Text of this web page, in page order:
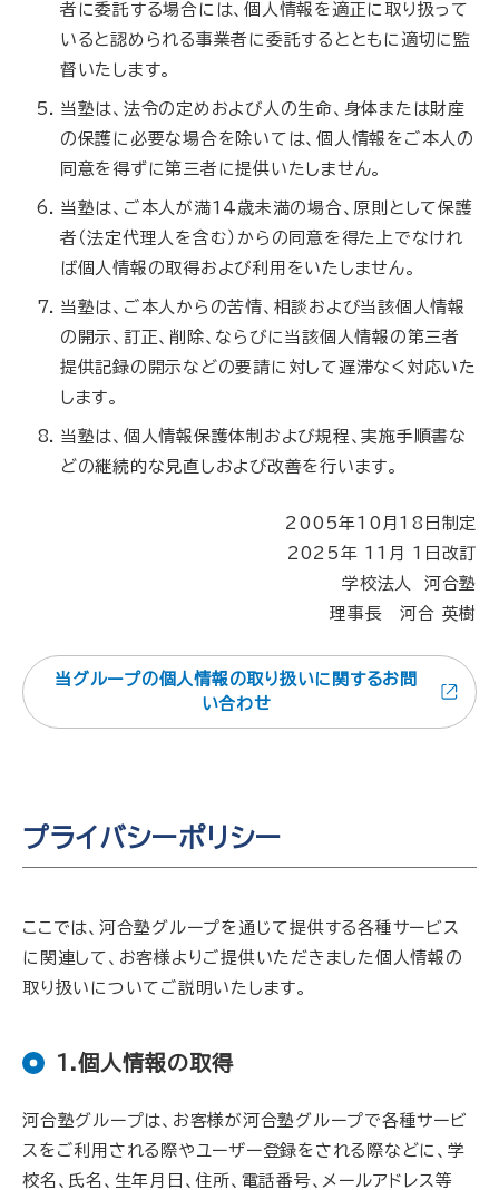
者に委託する場合には、個人情報を適正に取り扱って
いると認められる事業者に委託するとともに適切に監
督いたします。
当塾は、法令の定めおよび人の生命、身体または財産
の保護に必要な場合を除いては、個人情報をご本人の
同意を得ずに第三者に提供いたしません。
当塾は、ご本人が満14歳未満の場合、原則として保護
者（法定代理人を含む）からの同意を得た上でなけれ
ば個人情報の取得および利用をいたしません。
当塾は、ご本人からの苦情、相談および当該個人情報
の開示、訂正、削除、ならびに当該個人情報の第三者
提供記録の開示などの要請に対して遅滞なく対応いた
します。
当塾は、個人情報保護体制および規程、実施手順書な
どの継続的な見直しおよび改善を行います。
2005年10月18日制定
2025年 11月 1日改訂
学校法人 河合塾
理事長 河合 英樹
当グループの個人情報の取り扱いに関するお問
い合わせ
プライバシーポリシー
ここでは、河合塾グループを通じて提供する各種サービス
に関連して、お客様よりご提供いただきました個人情報の
取り扱いについてご説明いたします。
1.個人情報の取得
河合塾グループは、お客様が河合塾グループで各種サービ
スをご利用される際やユーザー登録をされる際などに、学
校名、氏名、生年月日、住所、電話番号、メールアドレス等